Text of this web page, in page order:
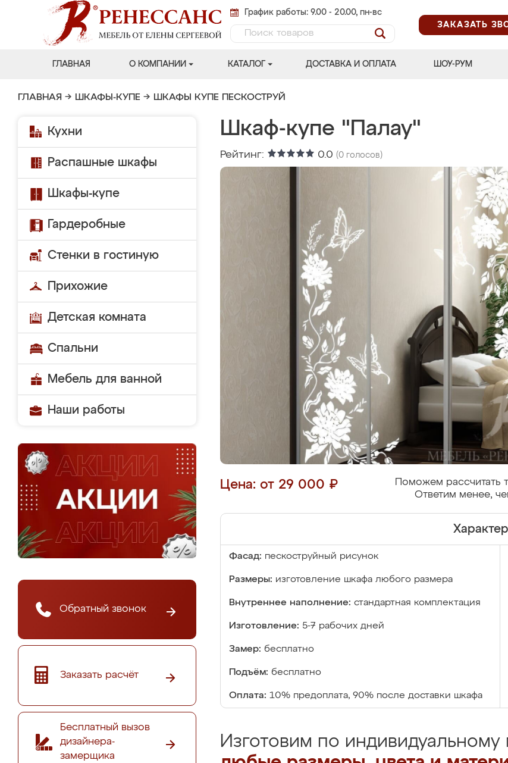
График работы: 9.00 - 20.00, пн-вс
ЗАКАЗАТЬ
ГЛАВНАЯ О КОМПАНИИ КАТАЛОГ ДОСТАВКА И ОПЛАТА ШОУ-РУМ
ГЛАВНАЯ → ШКАФЫ-КУПЕ → ШКАФЫ КУПЕ ПЕСКОСТРУЙ
Кухни
Распашные шкафы
Шкафы-купе
Гардеробные
Стенки в гостиную
Прихожие
Детская комната
Спальни
Мебель для ванной
Наши работы
Обратный звонок
Заказать расчёт
Бесплатный вызов
дизайнера-
замерщика
Шкаф-купе "Палау"
Рейтинг: 0.0 (0 голосов)
Цена: от 29 000 ₽
Поможем рассчитать
Ответим менее,
Фасад: пескоструйный рисунок
Размеры: изготовление шкафа любого размера
Внутреннее наполнение: стандартная комплектация
Изготовление: 5-7 рабочих дней
Замер: бесплатно
Подъём: бесплатно
Оплата: 10% предоплата, 90% после доставки шкафа
Изготовим по индивидуальному